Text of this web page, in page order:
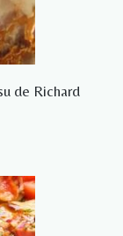
de Richard